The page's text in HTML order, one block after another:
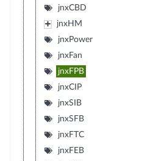
jnxCBD
jnxHM
jnxPower
jnxFan
jnxFPB
jnxCIP
jnxSIB
jnxSFB
jnxFTC
jnxFEB